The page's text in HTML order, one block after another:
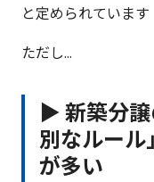
と定められています
ただし…
▶ 新築分
別なルール
が多い